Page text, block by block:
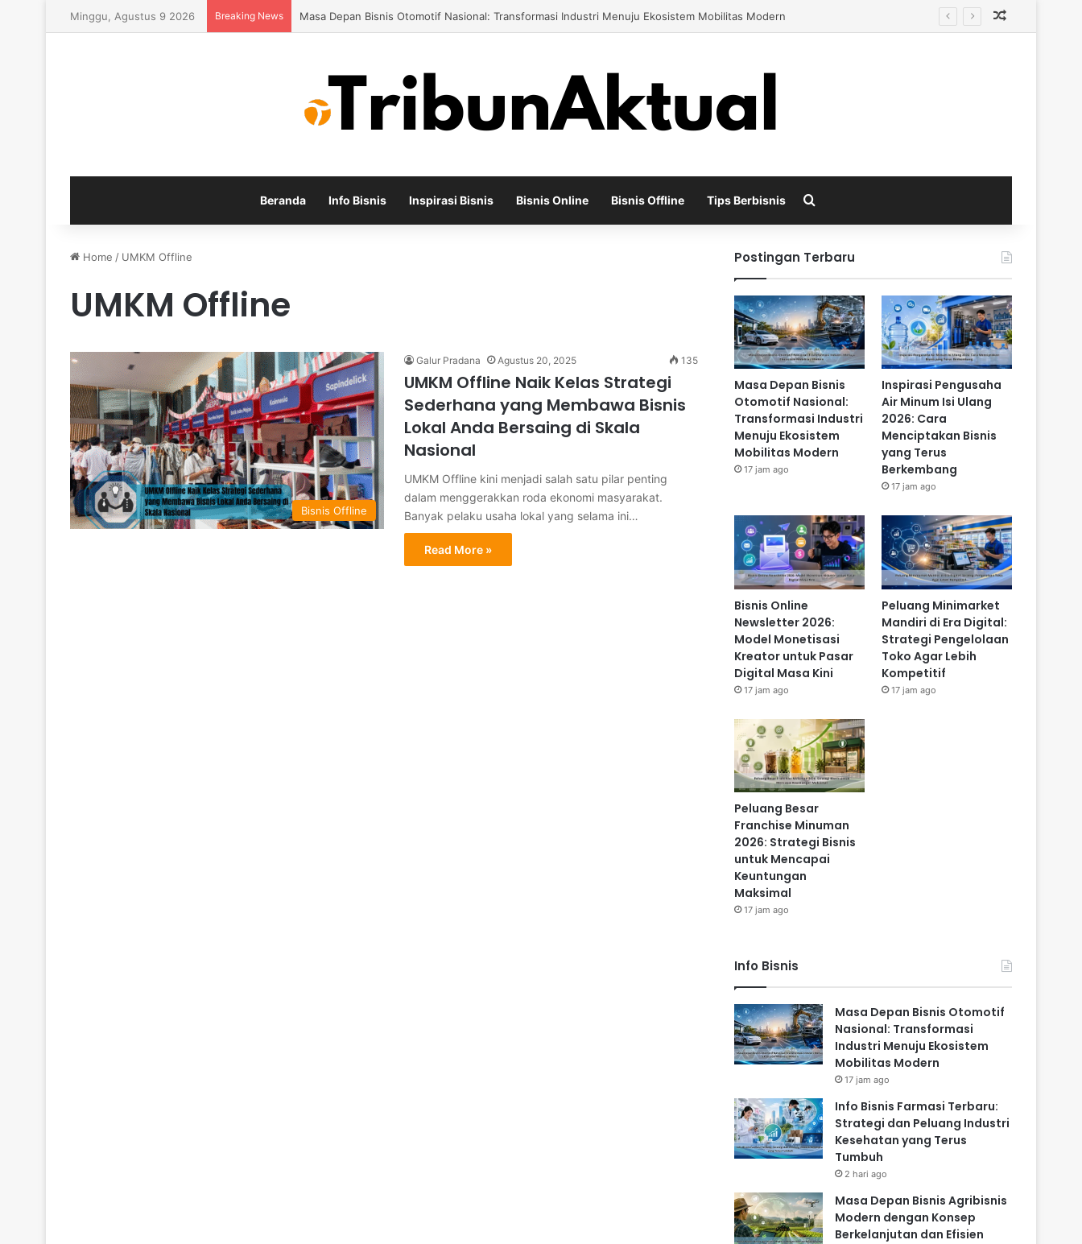
Minggu, Agustus 9 2026 Breaking News Inspirasi Pengusaha Air Minum Isi Ulang 2026: Cara Menciptakan Bisnis yang Terus Berkembang
Beranda Info Bisnis Inspirasi Bisnis Bisnis Online Bisnis Offline Tips Berbisnis Search for
Home / UMKM Offline
UMKM Offline
Bisnis Offline
Galur Pradana Agustus 20, 2025 135
UMKM Offline Naik Kelas Strategi
Sederhana yang Membawa Bisnis
Lokal Anda Bersaing di Skala
Nasional
UMKM Offline kini menjadi salah satu pilar penting
dalam menggerakkan roda ekonomi masyarakat.
Banyak pelaku usaha lokal yang selama ini…
Read More »
Postingan Terbaru
Masa Depan Bisnis
Otomotif Nasional:
Transformasi Industri
Menuju Ekosistem
Mobilitas Modern
17 jam ago
Inspirasi Pengusaha
Air Minum Isi Ulang
2026: Cara
Menciptakan Bisnis
yang Terus
Berkembang
17 jam ago
Bisnis Online
Newsletter 2026:
Model Monetisasi
Kreator untuk Pasar
Digital Masa Kini
17 jam ago
Peluang Minimarket
Mandiri di Era Digital:
Strategi Pengelolaan
Toko Agar Lebih
Kompetitif
17 jam ago
Peluang Besar
Franchise Minuman
2026: Strategi Bisnis
untuk Mencapai
Keuntungan
Maksimal
17 jam ago
Info Bisnis
Masa Depan Bisnis Otomotif
Nasional: Transformasi
Industri Menuju Ekosistem
Mobilitas Modern
17 jam ago
Info Bisnis Farmasi Terbaru:
Strategi dan Peluang Industri
Kesehatan yang Terus
Tumbuh
2 hari ago
Masa Depan Bisnis Agribisnis
Modern dengan Konsep
Berkelanjutan dan Efisien